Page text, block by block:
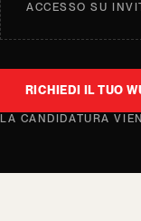
ACCESSO SU
RICHIEDI IL TUO
LA CANDIDATURA